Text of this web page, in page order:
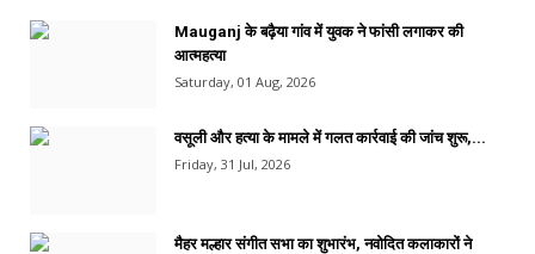
Mauganj के बढ़ैया गांव में युवक ने फांसी लगाकर की
आत्महत्या
Saturday, 01 Aug, 2026
वसूली और हत्या के मामले में गलत कार्रवाई की जांच शुरू,...
Friday, 31 Jul, 2026
मैहर मल्हार संगीत सभा का शुभारंभ, नवोदित कलाकारों ने